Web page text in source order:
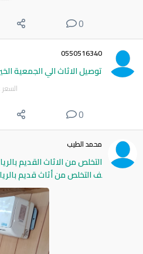
0
0550516340
توصيل الاثاث الي الجمعية الخيرية
السعر
0
محمد الطيب
ف التخلص من أثاث قديم